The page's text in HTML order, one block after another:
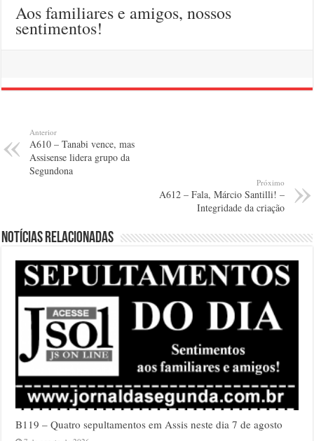
Aos familiares e amigos, nossos
sentimentos!
Anterior
A610 – Tanabi vence, mas
Assisense lidera grupo da
Segundona
Próximo
A612 – Fala, Márcio Santilli! –
Integridade da criação
Notícias relacionadas
B119 – Quatro sepultamentos em Assis neste dia 7 de agosto